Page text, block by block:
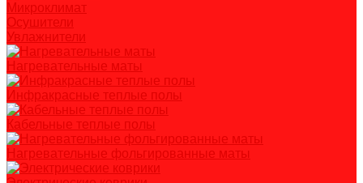
Микроклимат
Осушители
Увлажнители
Нагревательные маты
Инфракрасные теплые полы
Кабельные теплые полы
Нагревательные фольгированные маты